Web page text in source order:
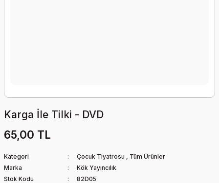
Karga İle Tilki - DVD
65,00 TL
Kategori Çocuk Tiyatrosu , Tüm Ürünler
Marka
Kök Yayıncılık
Stok Kodu
82D05